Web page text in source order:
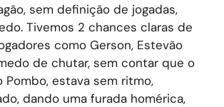
sem definição de jogadas,
Tivemos 2 chances claras de
como Gerson, Estevão
de chutar, sem contar que o
Pombo, estava sem ritmo,
dando uma furada homérica,